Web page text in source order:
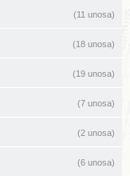
(11 unosa)
(18 unosa)
(19 unosa)
(7 unosa)
(2 unosa)
(6 unosa)